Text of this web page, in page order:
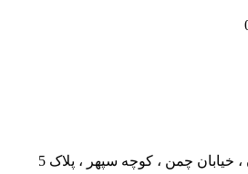
خیابان چمن ، کوچه سپهر ، پلاک 5